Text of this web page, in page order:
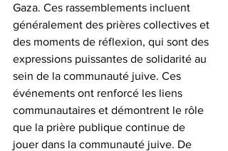
Gaza. Ces rassemblements incluent
généralement des prières collectives et
des moments de réflexion, qui sont des
expressions puissantes de solidarité au
sein de la communauté juive. Ces
événements ont renforcé les liens
communautaires et démontrent le rôle
que la prière publique continue de
jouer dans la communauté juive. De